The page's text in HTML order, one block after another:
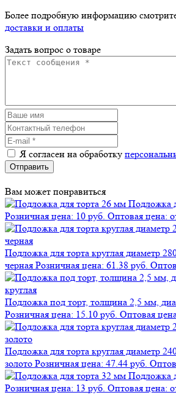
Более подробную информацию
доставки и оплаты
Задать вопрос о товаре
Я согласен на обработку
Отправить
Вам может понравиться
Подложка
Розничная цена: 10 руб. Оптовая цена:
Подложка для торта круглая диаметр
черная Розничная цена: 61.38 руб.
Подложка под торт, толщина 2,5 мм,
Розничная цена: 15.10 руб. Оптовая
Подложка для торта круглая диаметр
золото Розничная цена: 47.44 руб.
Подложка
Розничная цена: 13 руб. Оптовая цена: